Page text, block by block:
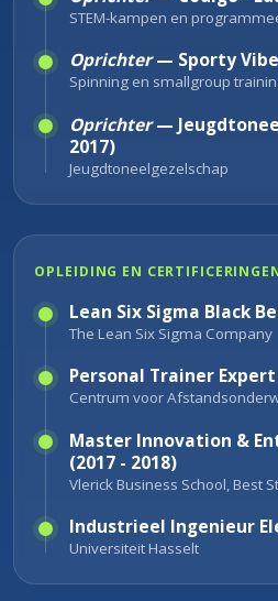
OPLEIDING EN
Lean Six Sigma Black
The Lean Six Sigma Company
Personal Trainer Expert
Centrum voor
Master Innovation &
(2017 - 2018)
Vlerick Business School, Best
Industrieel Ingenieur
Universiteit Hasselt
STEM-kampen en
Oprichter— Sporty
Spinning en smallgroup
Oprichter—
2017)
Jeugdtoneelgezelschap